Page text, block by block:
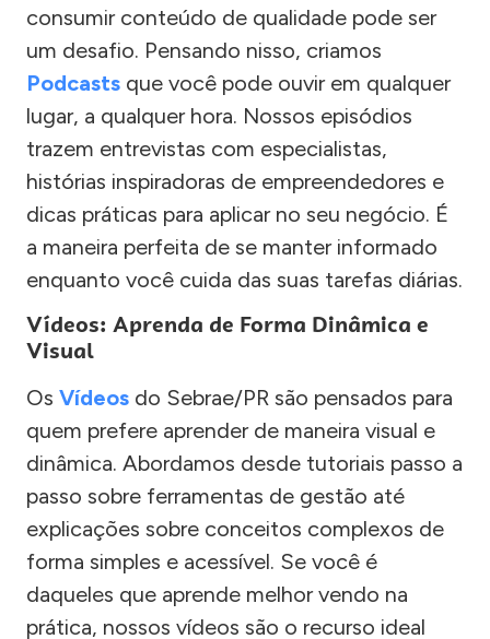
consumir conteúdo de qualidade pode ser
um desafio. Pensando nisso, criamos
Podcasts que você pode ouvir em qualquer
lugar, a qualquer hora. Nossos episódios
trazem entrevistas com especialistas,
histórias inspiradoras de empreendedores e
dicas práticas para aplicar no seu negócio. É
a maneira perfeita de se manter informado
enquanto você cuida das suas tarefas diárias.
Vídeos: Aprenda de Forma Dinâmica e
Visual
Os Vídeos do Sebrae/PR são pensados para
quem prefere aprender de maneira visual e
dinâmica. Abordamos desde tutoriais passo a
passo sobre ferramentas de gestão até
explicações sobre conceitos complexos de
forma simples e acessível. Se você é
daqueles que aprende melhor vendo na
prática, nossos vídeos são o recurso ideal